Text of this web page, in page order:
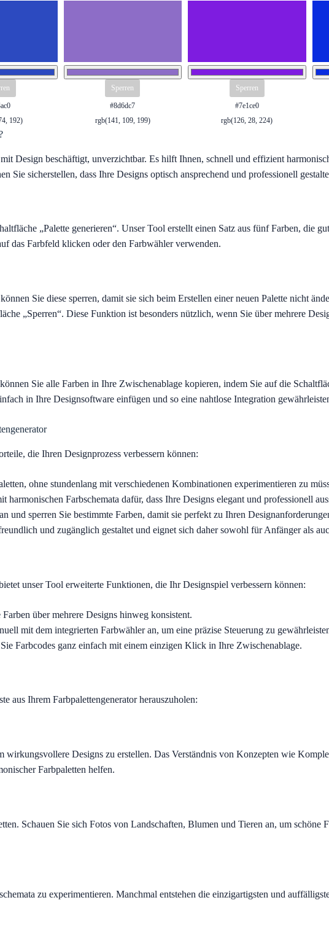
192)
Sperren
#8d6dc7
rgb(141, 109, 199)
Sperren
#7e1ce0
rgb(126, 28, 224)
Design beschäftigt, unverzichtbar. Es hilft Ihnen, schnell und effizient
Sie sicherstellen, dass Ihre Designs optisch ansprechend und professionell
„Palette generieren“. Unser Tool erstellt einen Satz aus fünf Farben, die
das Farbfeld klicken oder den Farbwähler verwenden.
Sie diese sperren, damit sie sich beim Erstellen einer neuen Palette nicht
„Sperren“. Diese Funktion ist besonders nützlich, wenn Sie über mehrere
Sie alle Farben in Ihre Zwischenablage kopieren, indem Sie auf die
in Ihre Designsoftware einfügen und so eine nahtlose Integration
die Ihren Designprozess verbessern können:
ohne stundenlang mit verschiedenen Kombinationen experimentieren zu
harmonischen Farbschemata dafür, dass Ihre Designs elegant und professionell
und sperren Sie bestimmte Farben, damit sie perfekt zu Ihren
und zugänglich gestaltet und eignet sich daher sowohl für Anfänger als
unser Tool erweiterte Funktionen, die Ihr Designspiel verbessern können:
über mehrere Designs hinweg konsistent.
mit dem integrierten Farbwähler an, um eine präzise Steuerung zu
Farbcodes ganz einfach mit einem einzigen Klick in Ihre Zwischenablage.
aus Ihrem Farbpalettengenerator herauszuholen:
wirkungsvollere Designs zu erstellen. Das Verständnis von Konzepten wie
Farbpaletten helfen.
Schauen Sie sich Fotos von Landschaften, Blumen und Tieren an, um schöne
zu experimentieren. Manchmal entstehen die einzigartigsten und